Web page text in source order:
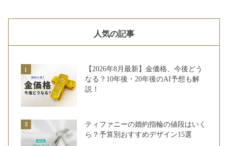
人気の記事
【2026年8月最新】金価格、今後どう
なる？10年後・20年後のAI予想も解
説！
ティファニーの婚約指輪の値段はいく
ら？予算別おすすめデザイン15選